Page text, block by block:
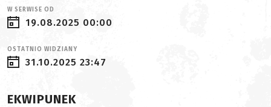
W SERWISE OD
19.08.2025 00:00
OSTATNIO WIDZIANY
31.10.2025 23:47
EKWIPUNEK